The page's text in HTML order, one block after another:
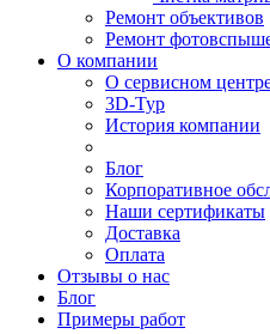
Ремонт объективов
Ремонт
О компании
О сервисном
3D-Тур
История компании
Блог
Корпоративное
Наши сертификаты
Доставка
Оплата
Отзывы о нас
Блог
Примеры работ